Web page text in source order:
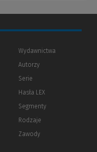
Wydawnictwa
Autorzy
Serie
Hasła LEX
Segmenty
Rodzaje
Zawody